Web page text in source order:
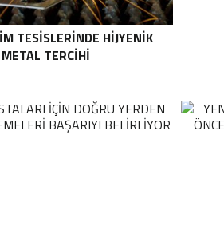
TESISLERINDE HIJYENIK
METAL TERCIHI